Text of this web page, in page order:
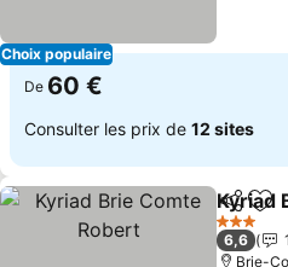
Choix populaire
De 60 €
Consulter les prix de 12 sites
Partager
Kyriad
3 Étoiles
6,6
Brie-